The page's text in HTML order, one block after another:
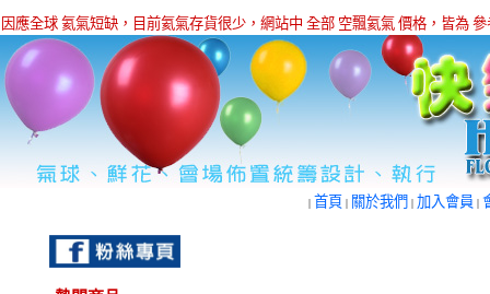
因應全球 氦氣短缺，目前氦氣存貨很少，網站中 全部 空飄氦氣 價格，皆
| 首頁 |關於我們 |加入會員 |